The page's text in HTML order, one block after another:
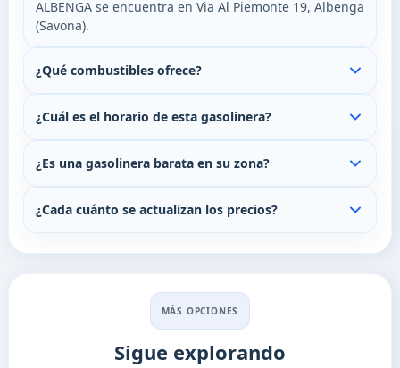
ALBENGA se encuentra en Via Al Piemonte 19, Albenga
(Savona).
¿Qué combustibles ofrece?
¿Cuál es el horario de esta gasolinera?
¿Es una gasolinera barata en su zona?
¿Cada cuánto se actualizan los precios?
MÁS OPCIONES
Sigue explorando